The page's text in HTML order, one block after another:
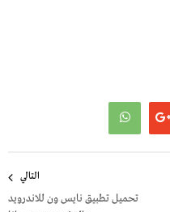
التالي
تحميل تطبيق نايس ون للاندرويد